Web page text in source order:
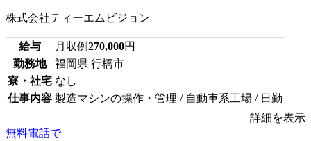
株式会社ティーエムビジョン
給与 月収例270,000円
勤務地
福岡県 行橋市
寮・社宅 なし
仕事内容 製造マシンの操作・管理 / 自動車系工場 / 日勤
詳細を表示
無料電話で